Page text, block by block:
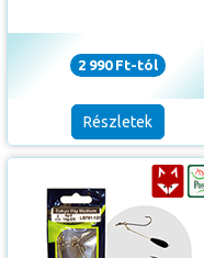
2 990 Ft-tól
Részletek